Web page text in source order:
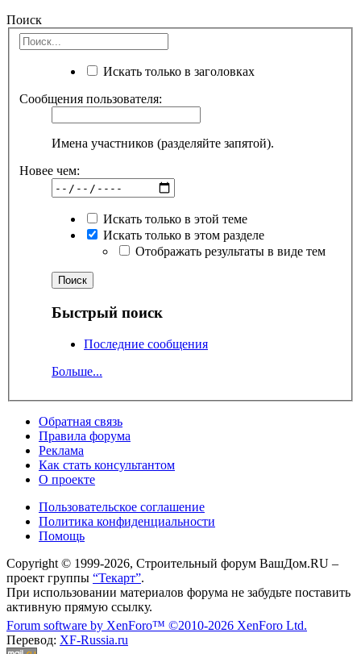
Поиск
Искать только в заголовках
Сообщения пользователя:
Имена участников (разделяйте запятой).
Новее чем:
Искать только в этой теме
Искать только в этом разделе
Отображать результаты в виде тем
Быстрый поиск
Последние сообщения
Больше...
Обратная связь
Правила форума
Реклама
Как стать консультантом
О проекте
Пользовательское соглашение
Политика конфиденциальности
Помощь
Copyright © 1999-2026, Строительный форум ВашДом.RU –
проект группы “Текарт”.
При использовании материалов форума не забудьте поставить
активную прямую ссылку.
Forum software by XenForo™ ©2010-2026 XenForo Ltd.
Перевод: XF-Russia.ru